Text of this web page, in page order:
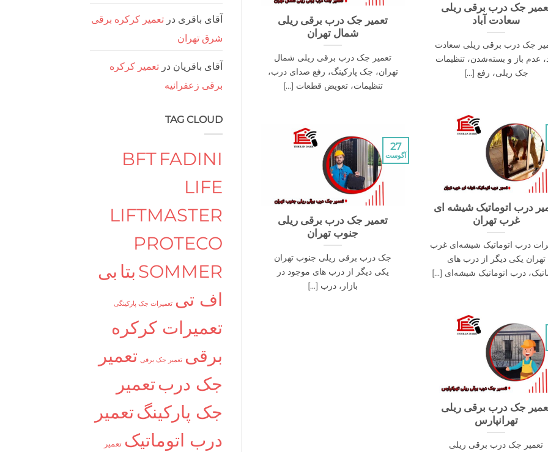
جک درب برقی ریلی
سعادت آباد
جک درب برقی ریلی سعادت
عدم باز و بسته‌شدن، تنظیمات
جک ریلی، رفع [...]
تعمیر جک درب برقی ریلی
شمال تهران
تعمیر جک درب برقی ریلی شمال
تهران، جک پارکینگ، رفع صدای درب،
تنظیمات، تعویض قطعات [...]
درب اتوماتیک شیشه ای
غرب تهران
درب اتوماتیک شیشه‌ای غرب
تهران یکی دیگر از درب های
درب اتوماتیک شیشه‌ای [...]
تعمیر جک درب برقی ریلی
جنوب تهران
جک درب برقی ریلی جنوب تهران
یکی دیگر از درب های موجود در
بازار، درب [...]
27
آگوست
جک درب برقی ریلی
تهرانپارس
تعمیر جک درب برقی ریلی
آقای باقری درتعمیر کرکره برقی
شرق تهران
آقای باقریان درتعمیر کرکره
برقی زعفرانیه
TAG CLOUD
BFT FADINI
LIFE
LIFTMASTER
PROTECO
SOMMER بتا بی
اف تی تعمیرات جک پارکینگی
تعمیرات کرکره
برقی تعمیر جک برقی تعمیر
جک درب تعمیر
جک پارکینگ تعمیر
درب اتوماتیک تعمیر